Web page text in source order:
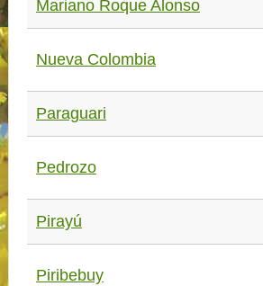
Mariano Roque Alonso
Nueva Colombia
Paraguari
Pedrozo
Pirayú
Piribebuy